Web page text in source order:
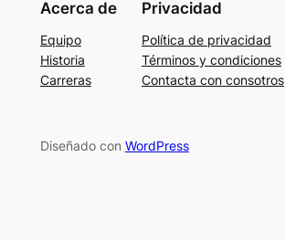
Acerca de
Equipo
Historia
Carreras
Privacidad
Política de privacidad
Términos y condiciones
Contacta con consotros
Diseñado con WordPress